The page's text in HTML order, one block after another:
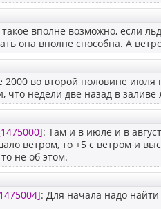
такое вполне возможно, если
она вполне способна. А
2000 во второй половине июля
что недели две назад в
: Там и в июле и в
ветром, то +5 с ветром и
не об этом.
: Для начала надо